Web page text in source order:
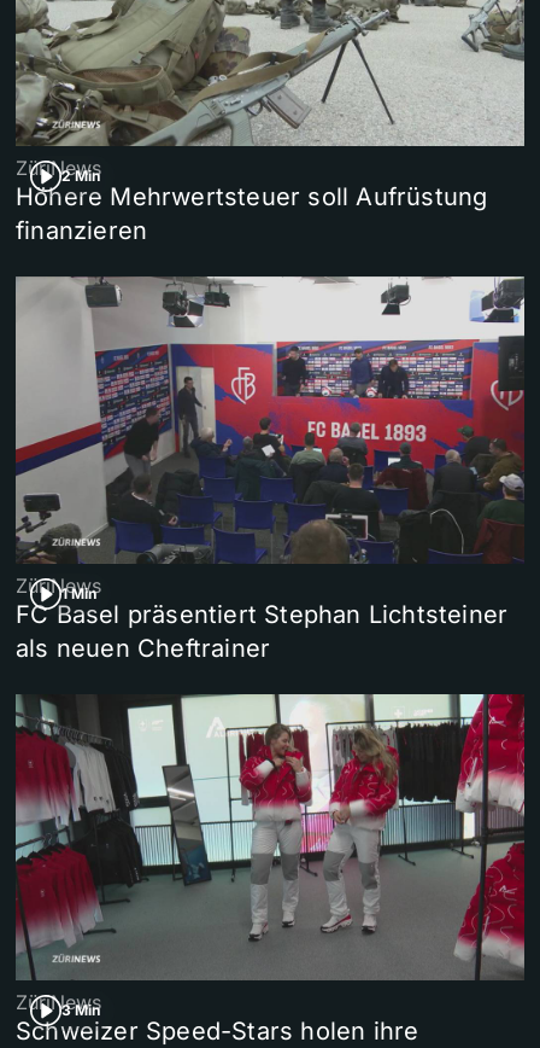
2 Min
ZüriNews
Höhere Mehrwertsteuer soll Aufrüstung
finanzieren
1 Min
ZüriNews
FC Basel präsentiert Stephan Lichtsteiner
als neuen Cheftrainer
3 Min
ZüriNews
Schweizer Speed-Stars holen ihre